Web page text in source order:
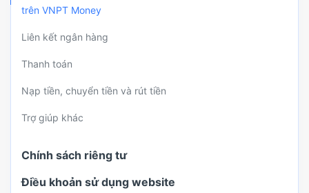
trên VNPT Money
Liên kết ngân hàng
Thanh toán
Nạp tiền, chuyển tiền và rút tiền
Trợ giúp khác
Chính sách riêng tư
Điều khoản sử dụng website